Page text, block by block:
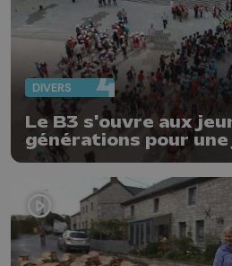
DIVERS
Le B3 s'ouvre aux
générations pour
culturelle et sportive